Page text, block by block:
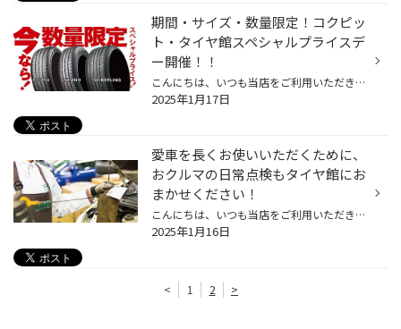
期間・サイズ・数量限定！コクピッ
ト・タイヤ館スペシャルプライスデ
ー開催！！
こんにちは、いつも当店をご利用いただきましてありがとうございます。 本日より、コクピット・タイヤ館の一部店舗におきまして、 期間限定！ サイズ限定！！ 数量限定！！！ で、お得にタイヤをお求めいただけるスペシャルプライスデーがスタートします。 もちろん、当店でもご提供しております。 ...
2025年1月17日
愛車を長くお使いいただくために、
おクルマの日常点検もタイヤ館にお
まかせください！
こんにちは、いつも当店をご利用いただきましてありがとうございます。 突然ですが、おクルマの日常点検を最後にされたのはいつだったか覚えていらっしゃいますか？ 最近では、おクルマを長く乗り続ける方が増えてきているようで、 当店にもおクルマを大事に乗られているお客様が多くいらっしゃいま...
2025年1月16日
< 1 2 >